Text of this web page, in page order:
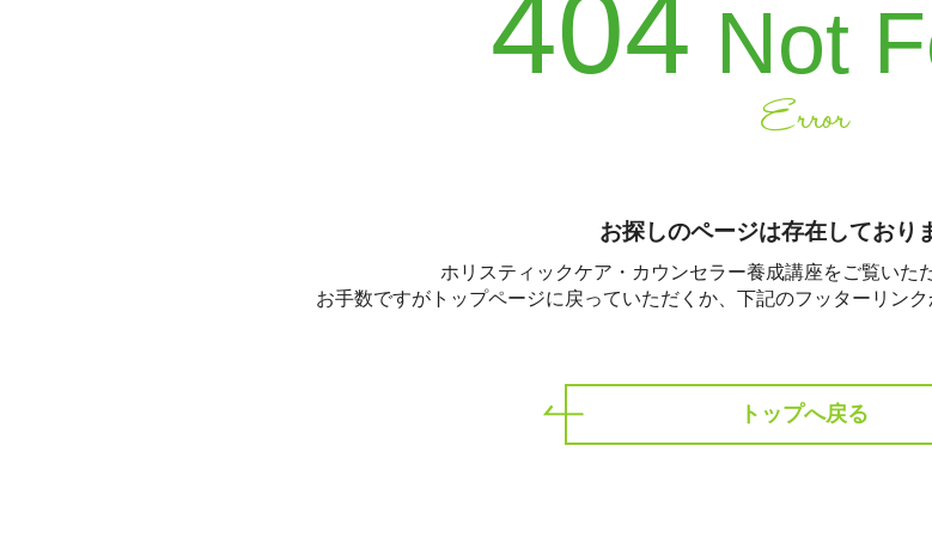
ホリスティックケア・カウンセラー養成講座
ホリスティックケア･カウン
より知識と活躍の幅を広げ
404 Not
Error
お探しのページは存在しており
ホリスティックケア・カウンセラー養成講座をご覧いた
お手数ですがトップページに戻っていただくか、下記のフッターリン
トップへ戻る